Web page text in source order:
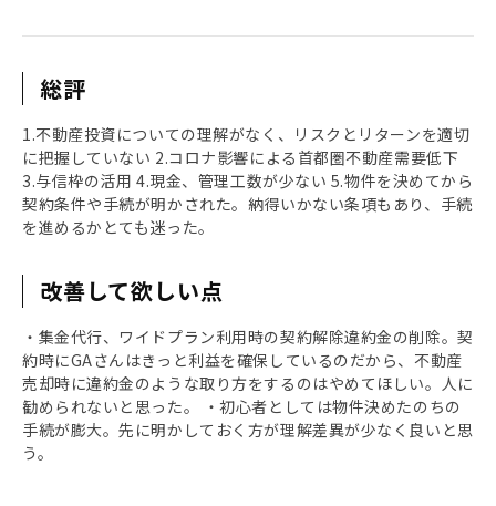
総評
1.不動産投資についての理解がなく、リスクとリターンを適切
に把握していない 2.コロナ影響による首都圏不動産需要低下
3.与信枠の活用 4.現金、管理工数が少ない 5.物件を決めてから
契約条件や手続が明かされた。納得いかない条項もあり、手続
を進めるかとても迷った。
改善して欲しい点
・集金代行、ワイドプラン利用時の契約解除違約金の削除。契
約時にGAさんはきっと利益を確保しているのだから、不動産
売却時に違約金のような取り方をするのはやめてほしい。人に
勧められないと思った。 ・初心者としては物件決めたのちの
手続が膨大。先に明かしておく方が理解差異が少なく良いと思
う。